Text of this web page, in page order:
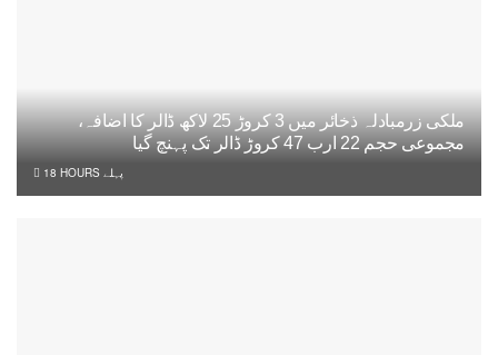
ملکی زرمبادلہ ذخائر میں 3 کروڑ 25 لاکھ ڈالر کا اضافہ،
مجموعی حجم 22 ارب 47 کروڑ ڈالر تک پہنچ گیا
18 HOURS پہلے